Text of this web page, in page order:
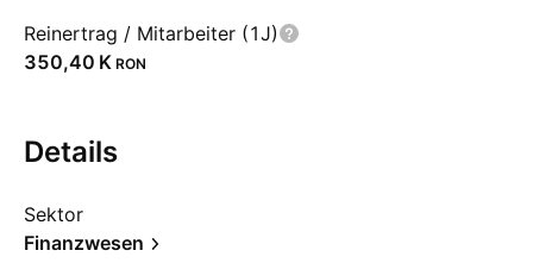
Reinertrag / Mitarbeiter (1J)
‪350,40 K‬ RON
Details
Sektor
Finanzwesen